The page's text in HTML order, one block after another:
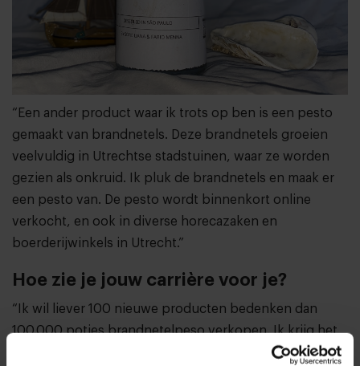
“Een ander product waar ik trots op ben is een pesto
gemaakt van brandnetels. Deze brandnetels groeien
veelvuldig in Utrechtse stadstuinen, waar ze worden
gezien als onkruid. Ik pluk de brandnetels en maak er
een pesto van. De pesto wordt binnenkort online
verkocht, en ook in diverse horecazaken en
boerderijwinkels in Utrecht.”
Hoe zie je jouw carrière voor je?
“Ik wil liever 100 nieuwe producten bedenken dan
100.000 potjes brandnetelpeso verkopen. Ik krijg het
meeste energie van de ontwikkeling van ‘niets’ tot